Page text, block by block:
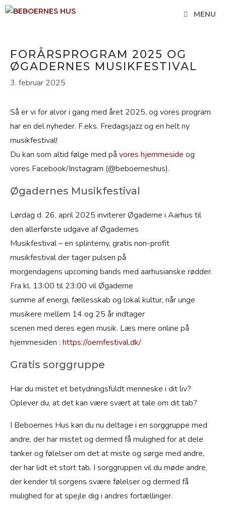
Hop
MENU
FORÅRSPROGRAM 2025 OG
ØGADERNES MUSIKFESTIVAL
3. februar 2025
Så er vi for alvor i gang med året 2025, og vores program
har en del nyheder. F.eks. Fredagsjazz og en helt ny
musikfestival!
Du kan som altid følge med på vores hjemmeside og
vores Facebook/Instagram (@beboerneshus).
Øgadernes Musikfestival
Lørdag d. 26. april 2025 inviterer Øgaderne i Aarhus til
den allerførste udgave af Øgadernes
Musikfestival – en splinterny, gratis non-profit
musikfestival der tager pulsen på
morgendagens upcoming bands med aarhusianske rødder.
Fra kl. 13:00 til 23:00 vil Øgaderne
summe af energi, fællesskab og lokal kultur, når unge
musikere mellem 14 og 25 år indtager
scenen med deres egen musik. Læs mere online på
hjemmesiden : https://oemfestival.dk/
Gratis sorggruppe
Har du mistet et betydningsfuldt menneske i dit liv?
Oplever du, at det kan være svært at tale om dit tab?
I Beboernes Hus kan du nu deltage i en sorggruppe med
andre, der har mistet og dermed få mulighed for at dele
tanker og følelser om det at miste og sørge med andre,
der har lidt et stort tab. I sorggruppen vil du møde andre,
der kender til sorgens svære følelser og dermed få
mulighed for at spejle dig i andres fortællinger.